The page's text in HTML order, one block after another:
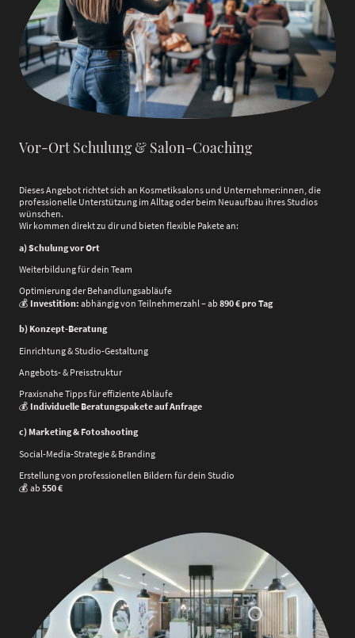
Vor-Ort Schulung & Salon-Coaching
Dieses Angebot richtet sich an Kosmetiksalons und Unternehmer:innen, die
professionelle Unterstützung im Alltag oder beim Neuaufbau ihres Studios
wünschen.
Wir kommen direkt zu dir und bieten flexible Pakete an:
a) Schulung vor Ort
Weiterbildung für dein Team
Optimierung der Behandlungsabläufe
💰 Investition: abhängig von Teilnehmerzahl – ab 890 € pro Tag
b) Konzept-Beratung
Einrichtung & Studio-Gestaltung
Angebots- & Preisstruktur
Praxisnahe Tipps für effiziente Abläufe
💰 Individuelle Beratungspakete auf Anfrage
c) Marketing & Fotoshooting
Social-Media-Strategie & Branding
Erstellung von professionellen Bildern für dein Studio
💰 ab 550 €